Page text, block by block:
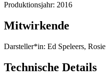
Produktionsjahr: 2016
Mitwirkende
Darsteller*in: Ed Speleers,
Technische Details